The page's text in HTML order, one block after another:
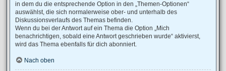
in dem du die entsprechende Option in den „Themen-Optionen“
auswählst, die sich normalerweise ober- und unterhalb des
Diskussionsverlaufs des Themas befinden.
Wenn du bei der Antwort auf ein Thema die Option „Mich
benachrichtigen, sobald eine Antwort geschrieben wurde“ aktivierst,
wird das Thema ebenfalls für dich abonniert.
Nach oben